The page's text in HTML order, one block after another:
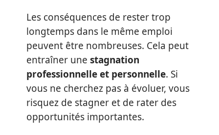
Les conséquences de rester trop
longtemps dans le même emploi
peuvent être nombreuses. Cela peut
entraîner une stagnation
professionnelle et personnelle. Si
vous ne cherchez pas à évoluer, vous
risquez de stagner et de rater des
opportunités importantes.